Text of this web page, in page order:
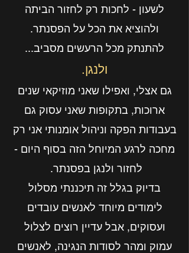
לשעון - לחכות רק לחזור הביתה
ולהוציא את הכל על הפסנתר.
להתנתק מכל הרעשים מסביב...
ולנגן.
גם אצלי, ואפילו שאני מוזיקאי שנים
ארוכות, בתקופות שאני עסוק גם
בעבודות הפקה וניהול אומנותי אני רק
מחכה לרגע המיוחל הזה בסוף היום -
לחזור ולנגן בפסנתר.
בדיוק בגלל זה תיכננתי מסלול
לימודים מיוחד לאנשים עובדים
ועסוקים, אבל עדיין רוצים לצלול
עמוק ומהר לסודות הנגינה, לאנשים